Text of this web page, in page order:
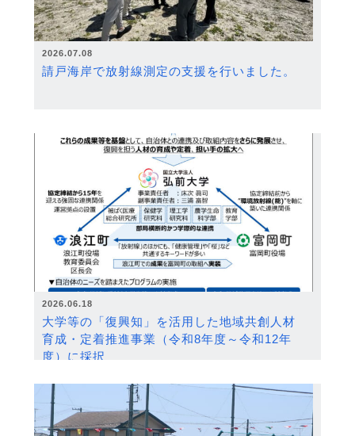
2026.07.08
請戸海岸で放射線測定の支援を行いました。
2026.06.18
大学等の「復興知」を活用した地域共創人材
育成・定着推進事業（令和8年度～令和12年
度）に採択